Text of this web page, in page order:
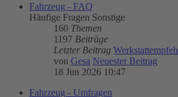
Fahrzeug - FAQ
Häufige Fragen Sonstige
160 Themen
1197 Beiträge
Letzter Beitrag
von Gesa Neuester Beitrag
18 Jun 2026 10:47
Fahrzeug - Umfragen